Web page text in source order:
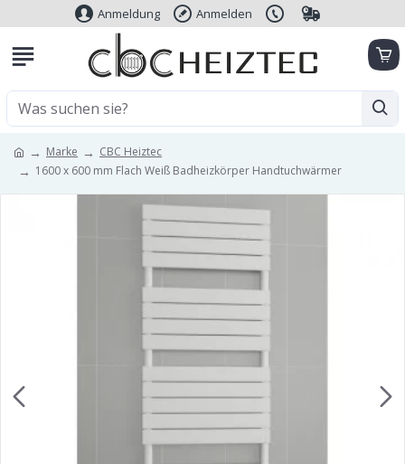
Anmeldung Anmelden
Marke
CBC Heiztec
1600 x 600 mm Flach Weiß Badheizkörper Handtuchwärmer